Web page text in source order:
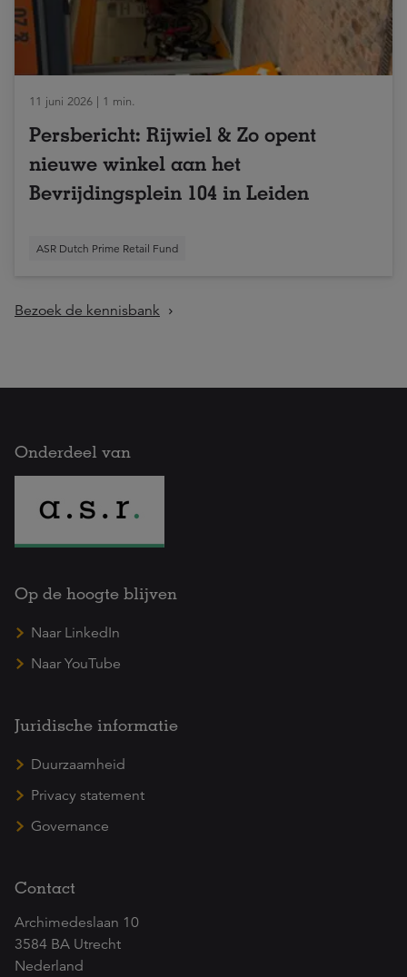
11 juni 2026 | 1 min.
Persbericht: Rijwiel & Zo opent
nieuwe winkel aan het
Bevrijdingsplein 104 in Leiden
ASR Dutch Prime Retail Fund
Bezoek de kennisbank
Onderdeel van
Op de hoogte blijven
Naar LinkedIn
Naar YouTube
Juridische informatie
Duurzaamheid
Privacy statement
Governance
Contact
Archimedeslaan 10
3584 BA Utrecht
Nederland